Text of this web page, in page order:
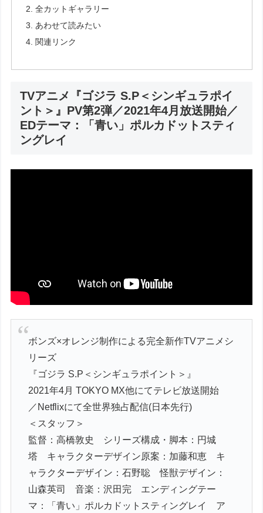
全カットギャラリー
あわせて読みたい
関連リンク
TVアニメ『ゴジラ S.P＜シンギュラポイ
ント＞』PV第2弾／2021年4月放送開始／
EDテーマ：「青い」ポルカドットスティ
ングレイ
ボンズ×オレンジ制作による完全新作TVアニメシ
リーズ
『ゴジラ S.P＜シンギュラポイント＞』
2021年4月 TOKYO MX他にてテレビ放送開始
／Netflixにて全世界独占配信(日本先行)
＜スタッフ＞
監督：高橋敦史 シリーズ構成・脚本：円城
塔 キャラクターデザイン原案：加藤和恵 キ
ャラクターデザイン：石野聡 怪獣デザイン：
山森英司 音楽：沢田完 エンディングテー
マ：「青い」ポルカドットスティングレイ ア